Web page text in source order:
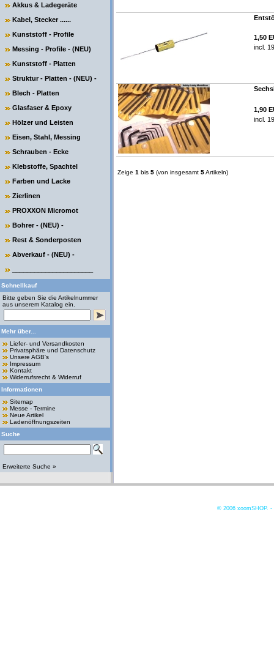
Akkus & Ladegeräte
Kabel, Stecker ......
Kunststoff - Profile
Messing - Profile - (NEU)
Kunststoff - Platten
Struktur - Platten - (NEU) -
Blech - Platten
Glasfaser & Epoxy
Hölzer und Leisten
Eisen, Stahl, Messing
Schrauben - Ecke
Klebstoffe, Spachtel
Farben und Lacke
Zierlinen
PROXXON Micromot
Bohrer - (NEU) -
Rest & Sonderposten
Abverkauf - (NEU) -
Schnellkauf
Bitte geben Sie die Artikelnummer
aus unserem Katalog ein.
Mehr über...
Liefer- und Versandkosten
Privatsphäre und Datenschutz
Unsere AGB's
Impressum
Kontakt
Widerrufsrecht & Widerruf
Informationen
Sitemap
Messe - Termine
Neue Artikel
Ladenöffnungszeiten
Suche
Erweiterte Suche »
1,50
incl.
1,90
incl.
Zeige 1 bis 5 (von insgesamt 5Artikeln)
© 2006 xoomSHOP. -